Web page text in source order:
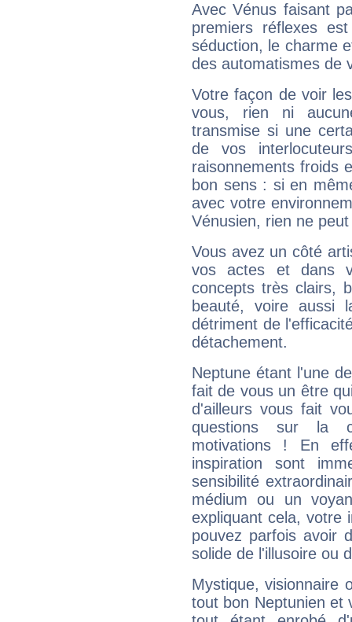
Avec Vénus faisant
premiers réflexes
séduction, le charme
des automatismes de
Votre façon de voir
vous, rien ni
transmise si une
de vos
raisonnements froids
bon sens : si en
avec votre
Vénusien, rien ne
Vous avez un côté
vos actes et dans
concepts très clairs,
beauté, voire aussi
détriment de
détachement.
Neptune étant l'une
fait de vous un être
d'ailleurs vous fait
questions sur la
motivations ! En
inspiration sont
sensibilité
médium ou un
expliquant cela, votre
pouvez parfois avoir
solide de l'illusoire ou
Mystique, visionnaire
tout bon Neptunien et